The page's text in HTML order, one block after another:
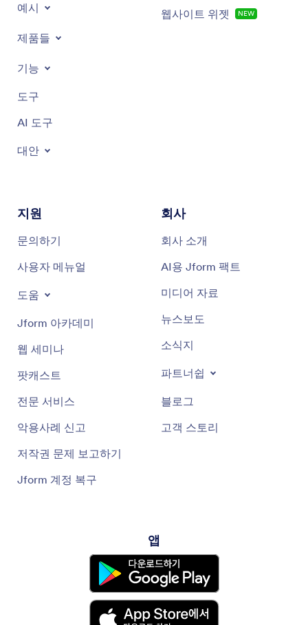
예시
제품들
기능
도구
AI 도구
대안
웹사이트 위젯 NEW
지원
문의하기
사용자 메뉴얼
도움
Jform 아카데미
웹 세미나
팟캐스트
전문 서비스
악용사례 신고
저작권 문제 보고하기
Jform 계정 복구
회사
회사 소개
AI용 Jform 팩트
미디어 자료
뉴스보도
소식지
파트너쉽
블로그
고객 스토리
앱